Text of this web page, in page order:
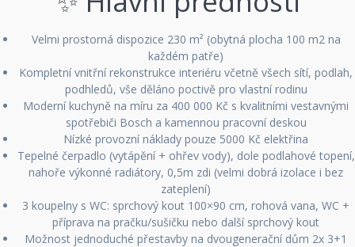
Velmi prostorná dispozice 230 m² (obytná plocha 100 m2 na
každém patře)
Kompletní vnitřní rekonstrukce interiéru včetně všech sítí, podlah,
podhledů, vše děláno poctivě pro vlastní rodinu
Moderní kuchyně na míru za 400 000 Kč s kvalitními vestavnými
spotřebiči Bosch a kamennou pracovní deskou
Nízké provozní náklady pouze 5000 Kč elektřina
Tepelné čerpadlo (vytápění + ohřev vody), dole podlahové topení,
nahoře výkonné radiátory, 0,5m zdi (velmi dobrá izolace i bez
zateplení)
3 koupelny s WC: sprchový kout 100×90 cm, rohová vana, WC +
příprava na pračku/sušičku nebo další sprchový kout
Možnost jednoduché přestavby na dvougenerační dům 2x 3+1